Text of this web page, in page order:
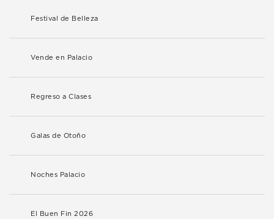
Festival de Belleza
Vende en Palacio
Regreso a Clases
Galas de Otoño
Noches Palacio
El Buen Fin 2026